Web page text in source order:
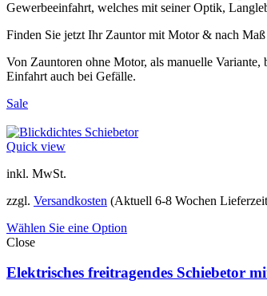
Gewerbeeinfahrt, welches mit seiner Optik,
Finden Sie jetzt Ihr Zauntor mit Motor & nach
Von Zauntoren ohne Motor, als manuelle
Einfahrt auch bei Gefälle.
Sale
Quick view
inkl. MwSt.
zzgl. Versandkosten (Aktuell 6-8 Wochen
Wählen Sie eine Option
Close
Elektrisches freitragendes Schiebetor